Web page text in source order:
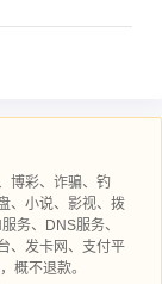
博彩、诈骗、钓
、小说、影视、拨
务、DNS服务、
、发卡网、支付平
概不退款。